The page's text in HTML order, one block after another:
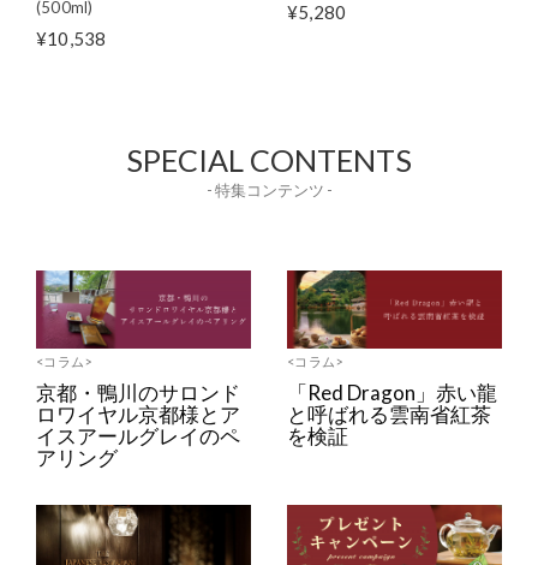
(500ml)
¥10,538
¥5,280
SPECIAL CONTENTS
- 特集コンテンツ -
<コラム>
京都・鴨川のサロンド
ロワイヤル京都様とア
イスアールグレイのペ
アリング
<コラム>
「Red Dragon」赤い龍
と呼ばれる雲南省紅茶
を検証